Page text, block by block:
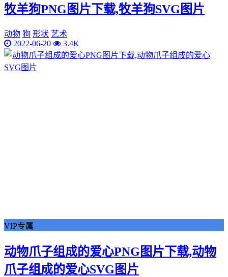
牧羊狗PNG图片下载,牧羊狗SVG图片
动物 狗 形状 艺术
2022-06-20
3.4K
VIP专属
动物爪子组成的爱心PNG图片下载,动物
爪子组成的爱心SVG图片